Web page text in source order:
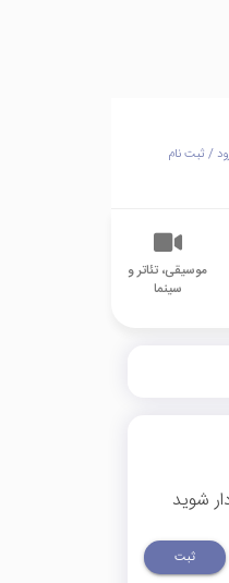
/ ثبت نام
موسیقی، تئاتر و
سینما
شوید
ثبت